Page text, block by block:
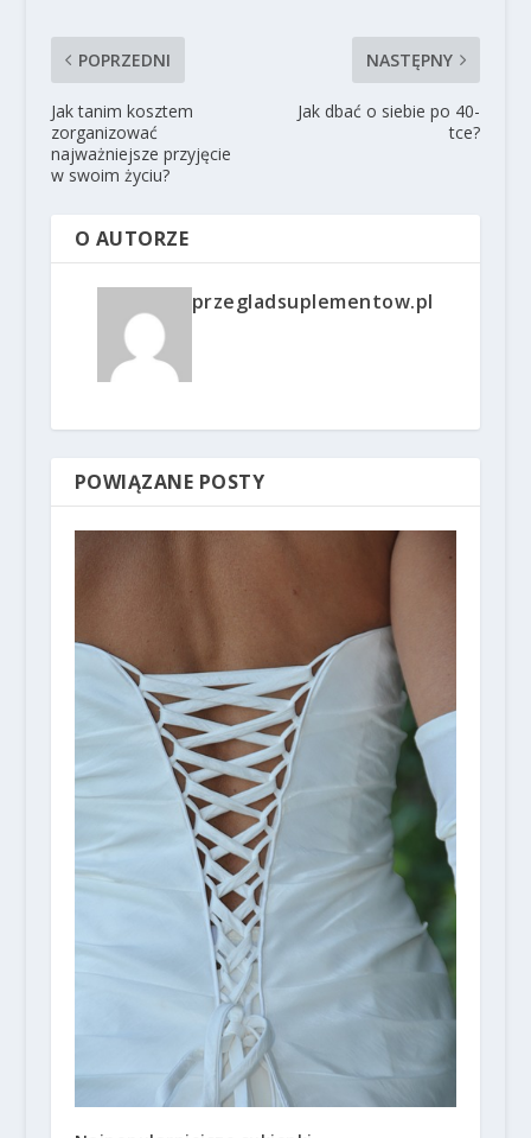
POPRZEDNI
Jak tanim kosztem
zorganizować
najważniejsze przyjęcie
w swoim życiu?
NASTĘPNY
Jak dbać o siebie po 40-
tce?
O AUTORZE
przegladsuplementow.pl
POWIĄZANE POSTY